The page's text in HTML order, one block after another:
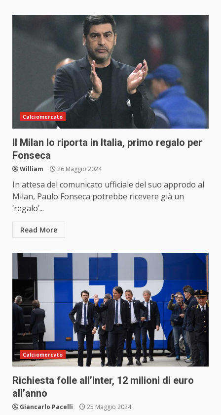
Calciomercato
Il Milan lo riporta in Italia, primo regalo per
Fonseca
William 26 Maggio 2024
In attesa del comunicato ufficiale del suo approdo al
Milan, Paulo Fonseca potrebbe ricevere già un
‘regalo’...
Read More
Calciomercato
Richiesta folle all’Inter, 12 milioni di euro
all’anno
Giancarlo Pacelli 25 Maggio 2024